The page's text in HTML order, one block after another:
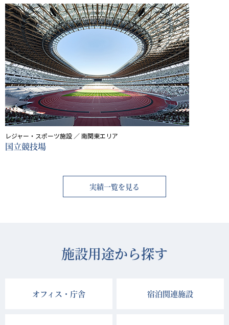
レジャー・スポーツ施設 ／ 南関東エリア
国立競技場
実績一覧を見る
施設用途から探す
オフィス・庁舎 宿泊関連施設